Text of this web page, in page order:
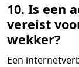
10. Is een
vereist
wekker?
Een